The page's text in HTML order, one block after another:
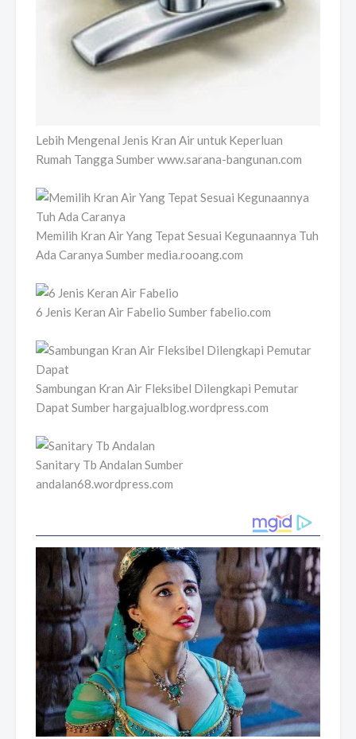
Lebih Mengenal Jenis Kran Air untuk Keperluan
Rumah Tangga Sumber www.sarana-bangunan.com
Memilih Kran Air Yang Tepat Sesuai Kegunaannya Tuh
Ada Caranya Sumber media.rooang.com
6 Jenis Keran Air Fabelio Sumber fabelio.com
Sambungan Kran Air Fleksibel Dilengkapi Pemutar
Dapat Sumber hargajualblog.wordpress.com
Sanitary Tb Andalan Sumber
andalan68.wordpress.com